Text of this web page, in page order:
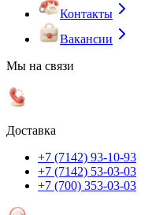
Контакты
Вакансии
Мы на связи
Доставка
+7 (7142) 93-10-93
+7 (7142) 53-03-03
+7 (700) 353-03-03